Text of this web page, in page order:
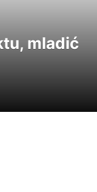
mladić